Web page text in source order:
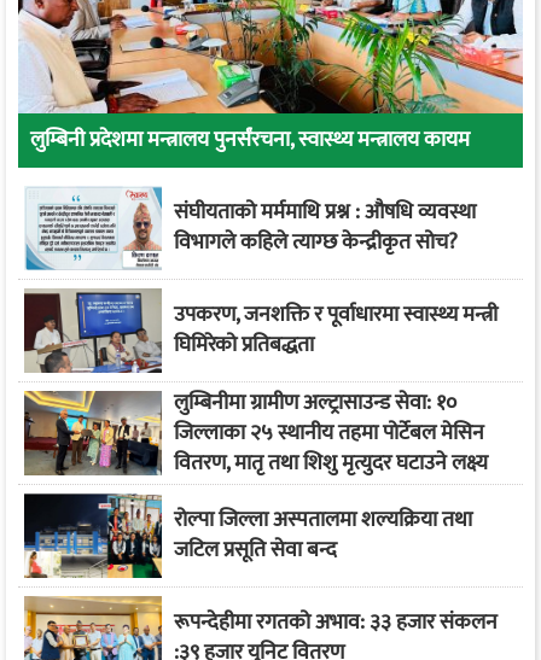
लुम्बिनी प्रदेशमा मन्त्रालय पुनर्संरचना, स्वास्थ्य मन्त्रालय कायम
संघीयताको मर्ममाथि प्रश्न : औषधि व्यवस्था
विभागले कहिले त्याग्छ केन्द्रीकृत सोच?
उपकरण, जनशक्ति र पूर्वाधारमा स्वास्थ्य मन्त्री
घिमिरेको प्रतिबद्धता
लुम्बिनीमा ग्रामीण अल्ट्रासाउन्ड सेवा: १०
जिल्लाका २५ स्थानीय तहमा पोर्टेबल मेसिन
वितरण, मातृ तथा शिशु मृत्युदर घटाउने लक्ष्य
रोल्पा जिल्ला अस्पतालमा शल्यक्रिया तथा
जटिल प्रसूति सेवा बन्द
रूपन्देहीमा रगतको अभाव: ३३ हजार संकलन
:३९ हजार युनिट वितरण